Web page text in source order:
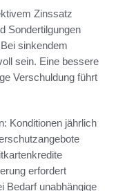
Zinssatz
Sondertilgungen
sinkendem
sein. Eine bessere
Verschuldung führt
Konditionen jährlich
erfordert
Bedarf unabhängige